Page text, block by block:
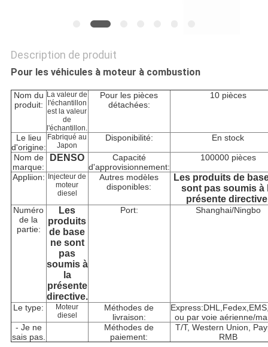
Description de produit
Pour les véhicules à moteur à combustion
Nom du
produit:
La valeur de
l'échantillon
est la valeur
de
l'échantillon.
Pour les pièces
détachées:
10 pièces
Le lieu
d'origine:
Fabriqué au
Japon
Disponibilité: En stock
Nom de
marque:
DENSO
Capacité
d'approvisionnement:
100000 pièces
Appliion:
Injecteur de
moteur
diesel
Autres modèles
disponibles:
Les produits de
sont pas soumis à
présente
Numéro
de la
partie:
Les
produits
de base
ne sont
pas
soumis à
la
présente
directive.
Port: Shanghai/Ningbo
Le type:
Moteur
diesel
Méthodes de
livraison:
ou par voie aérienne/
- Je ne
sais pas.
Méthodes de
paiement:
T/T, Western Union,
RMB